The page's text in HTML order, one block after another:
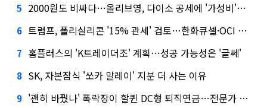
5 2000원도 비싸다…올리브영, 다이소 공세에 '가성비'로 맞불
6 트럼프, 폴리실리콘 '15% 관세' 검토…한화큐셀·OCI 영향은?
7 홈플러스의 'K트레이더조' 계획…성공 가능성은 '글쎄'
8 SK, 자본잠식 '쏘카 말레이' 지분 더 사는 이유
9 '괜히 바꿨나' 폭락장이 할퀸 DC형 퇴직연금…전문가 조언은